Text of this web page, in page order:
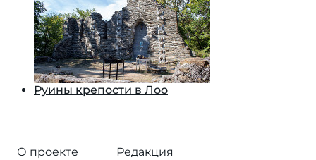
Руины крепости в Лоо
О проекте
Редакция